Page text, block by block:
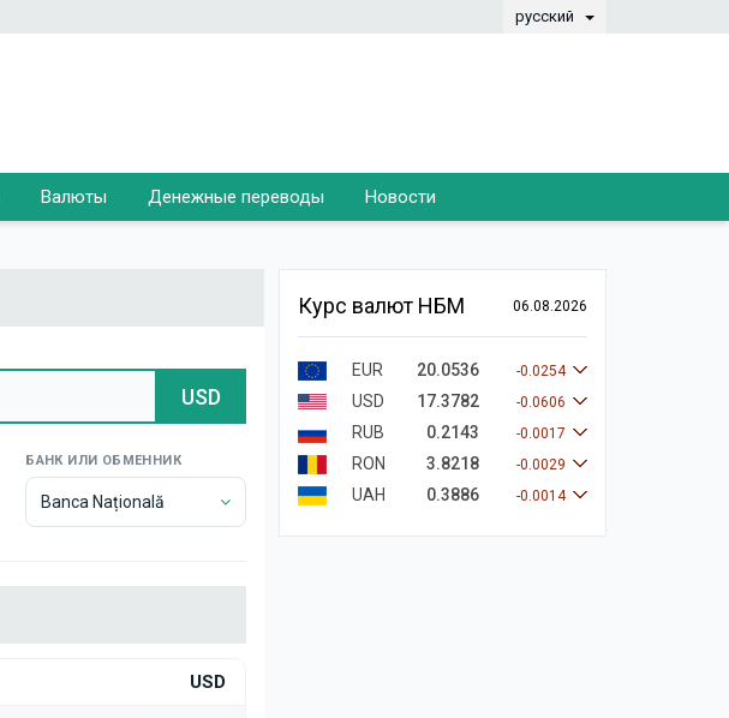
русский
Валюты Денежные переводы Новости
USD
БАНК ИЛИ ОБМЕННИК
Banca Națională
USD
Курс валют НБМ 06.08.2026
EUR 20.0536 -0.0254
USD 17.3782 -0.0606
RUB 0.2143 -0.0017
RON 3.8218 -0.0029
UAH 0.3886 -0.0014